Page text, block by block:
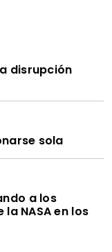
disrupción
sola
a los
NASA en los